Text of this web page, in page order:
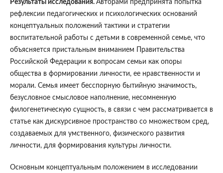
Результаты исследования. Авторами предпринята попытка
рефлексии педагогических и психологических оснований
концептуальных положений тактики и стратегии
воспитательной работы с детьми в современной семье, что
объясняется пристальным вниманием Правительства
Российской Федерации к вопросам семьи как опоры
общества в формировании личности, ее нравственности и
морали. Семья имеет бесспорную бытийную значимость,
безусловное смысловое наполнение, несомненную
филогенетическую сущность, в связи с чем рассматривается в
статье как дискурсивное пространство со множеством сред,
создаваемых для умственного, физического развития
личности, для формирования культуры личности.
Основным концептуальным положением в исследовании